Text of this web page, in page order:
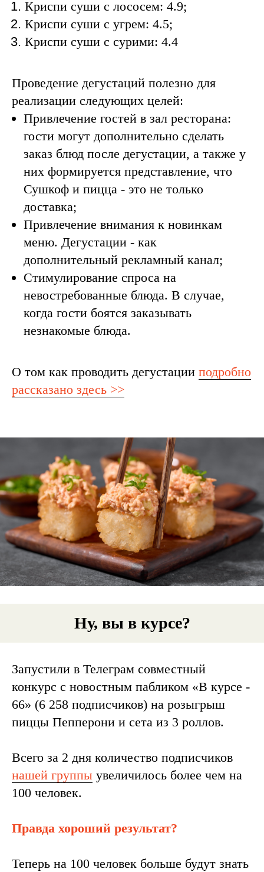
Криспи суши с лососем: 4.9;
Криспи суши с угрем: 4.5;
Криспи суши с сурими: 4.4
Проведение дегустаций полезно для
реализации следующих целей:
Привлечение гостей в зал ресторана:
гости могут дополнительно сделать
заказ блюд после дегустации, а также у
них формируется представление, что
Сушкоф и пицца - это не только
доставка;
Привлечение внимания к новинкам
меню. Дегустации - как
дополнительный рекламный канал;
Стимулирование спроса на
невостребованные блюда. В случае,
когда гости боятся заказывать
незнакомые блюда.
О том как проводить дегустации подробно
рассказано здесь >>
Ну, вы в курсе?
Запустили в Телеграм совместный
конкурс с новостным пабликом «В курсе -
66» (6 258 подписчиков) на розыгрыш
пиццы Пепперони и сета из 3 роллов.
Всего за 2 дня количество подписчиков
нашей группы увеличилось более чем на
100 человек.
Правда хороший результат?
Теперь на 100 человек больше будут знать